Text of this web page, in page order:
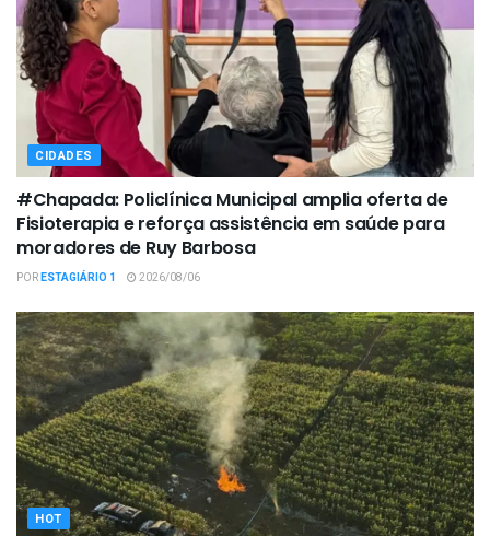
CIDADES
#Chapada: Policlínica Municipal amplia oferta de
Fisioterapia e reforça assistência em saúde para
moradores de Ruy Barbosa
PORESTAGIÁRIO 1 2026/08/06
HOT